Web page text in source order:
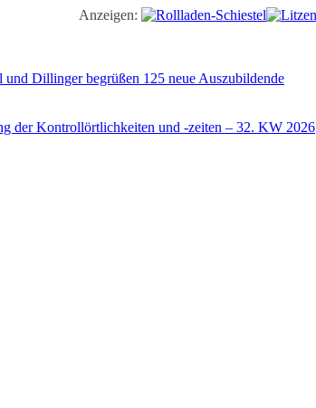
Anzeigen:
Dillinger begrüßen 125 neue Auszubildende
der Kontrollörtlichkeiten und -zeiten – 32. KW 2026